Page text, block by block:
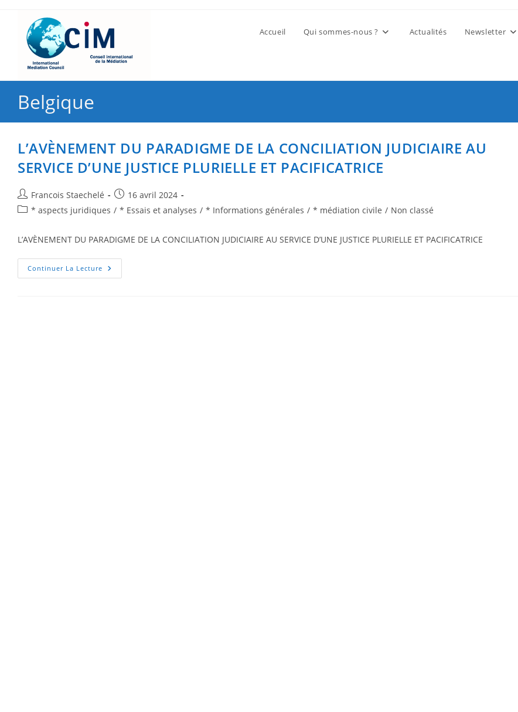
Accueil Qui sommes-nous ? Actualités Newsletter
Belgique
L’AVÈNEMENT DU PARADIGME DE LA CONCILIATION JUDICIAIRE AU
SERVICE D’UNE JUSTICE PLURIELLE ET PACIFICATRICE
Francois Staechelé
16 avril 2024
* aspects juridiques / * Essais et analyses / * Informations générales / * médiation civile / Non classé
L’AVÈNEMENT DU PARADIGME DE LA CONCILIATION JUDICIAIRE AU SERVICE D’UNE JUSTICE PLURIELLE ET PACIFICATRICE
Continuer La Lecture